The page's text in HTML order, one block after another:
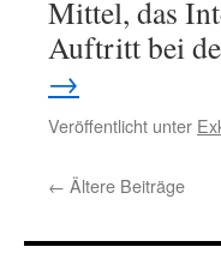
Mittel, das
Auftritt bei
→
Veröffentlicht unter
← Ältere Beiträge